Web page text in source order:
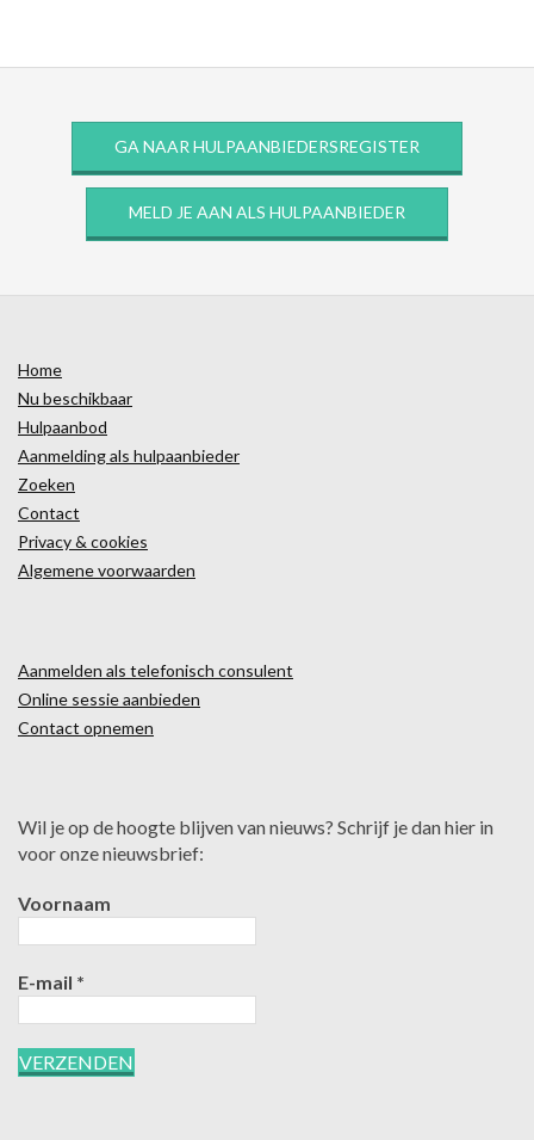
GA NAAR HULPAANBIEDERSREGISTER
MELD JE AAN ALS HULPAANBIEDER
Home
Nu beschikbaar
Hulpaanbod
Aanmelding als hulpaanbieder
Zoeken
Contact
Privacy & cookies
Algemene voorwaarden
Aanmelden als telefonisch consulent
Online sessie aanbieden
Contact opnemen
Wil je op de hoogte blijven van nieuws? Schrijf je dan hier in
voor onze nieuwsbrief:
Voornaam
E-mail *